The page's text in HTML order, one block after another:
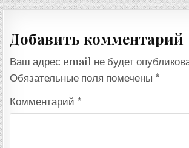
Добавить комментарий
Ваш адрес email не будет
Обязательные поля помечены *
Комментарий *